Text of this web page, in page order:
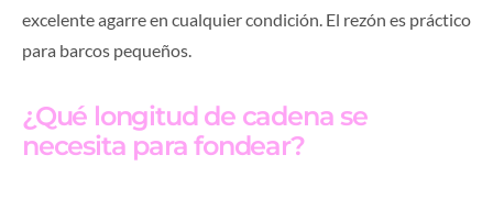
excelente agarre en cualquier condición. El rezón es práctico
para barcos pequeños.
¿Qué longitud de cadena se
necesita para fondear?